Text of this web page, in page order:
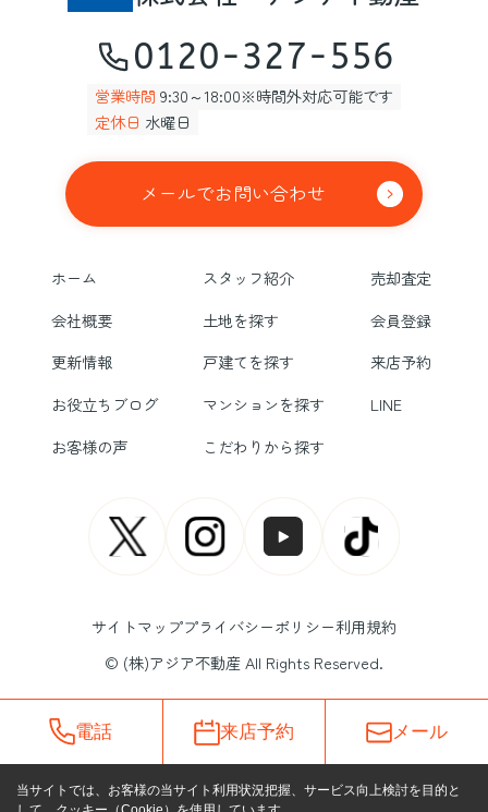
0120-327-556
営業時間 9:30～18:00※時間外対応可能です
定休日 水曜日
メールでお問い合わせ
ホーム スタッフ紹介
売却査定
会社概要
土地を探す
会員登録
更新情報
戸建てを探す
来店予約
お役立ちブログ
マンションを探す
LINE
お客様の声
こだわりから探す
サイトマッププライバシーポリシー利用規約
© (株)アジア不動産 All Rights Reserved.
電話 来店予約 メール
当サイトでは、お客様の当サイト利用状況把握、サービス向上検討を目的と